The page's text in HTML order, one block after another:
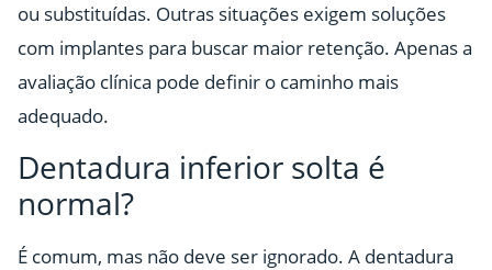
ou substituídas. Outras situações exigem soluções
com implantes para buscar maior retenção. Apenas a
avaliação clínica pode definir o caminho mais
adequado.
Dentadura inferior solta é
normal?
É comum, mas não deve ser ignorado. A dentadura